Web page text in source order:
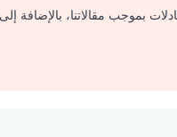
بموجب مقالاتنا، بالإضافة